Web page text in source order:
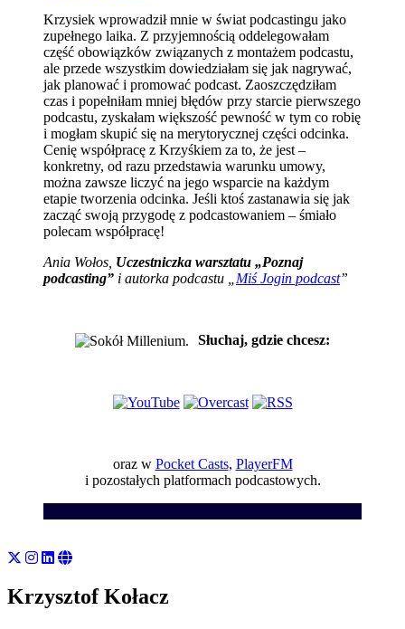
Krzysiek wprowadził mnie w świat podcastingu jako
zupełnego laika. Z przyjemnością oddelegowałam
część obowiązków związanych z montażem podcastu,
ale przede wszystkim dowiedziałam się jak nagrywać,
jak planować i promować podcast. Zaoszczędziłam
czas i popełniłam mniej błędów przy starcie pierwszego
podcastu, zyskałam większość pewność w tym co robię
i mogłam skupić się na merytorycznej części odcinka.
Cenię współpracę z Krzyśkiem za to, że jest –
konkretny, od razu przedstawia warunku umowy,
można zawsze liczyć na jego wsparcie na każdym
etapie tworzenia odcinka. Jeśli ktoś zastanawia się jak
zacząć swoją przygodę z podcastowaniem – śmiało
polecam współpracę!
Ania Wołos, Uczestniczka warsztatu „Poznaj
podcasting” i autorka podcastu „ Miś Jogin podcast”
Słuchaj, gdzie chcesz:
oraz w Pocket Casts, PlayerFM
i pozostałych platformach podcastowych.
Krzysztof Kołacz